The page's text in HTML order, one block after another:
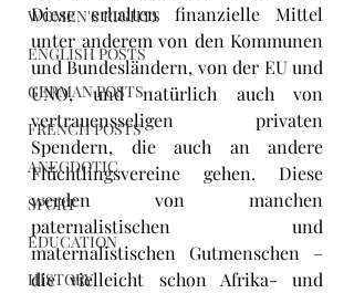
WOMEN'S RIGHTS
ENGLISH POSTS
GERMAN POSTS
FRENCH POSTS
ANECDOTIC
SPORT
EDUCATION
HISTORY
Diese erhalten finanzielle Mittel
unter anderem von den Kommunen
und Bundesländern, von der EU und
UNO, und natürlich auch von
vertrauensseligen privaten
Spendern, die auch an andere
Flüchtlingsvereine gehen. Diese
werden von manchen
paternalistischen und
maternalistischen Gutmenschen –
die vielleicht schon Afrika- und